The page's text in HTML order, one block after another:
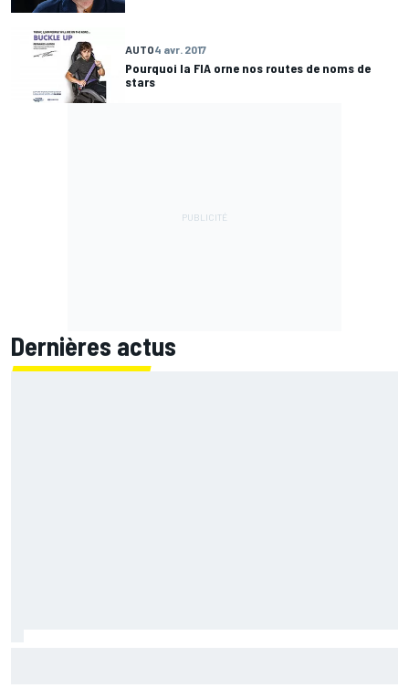
AUTO4 avr. 2017
Pourquoi la FIA orne nos routes de noms de
stars
Dernières actus